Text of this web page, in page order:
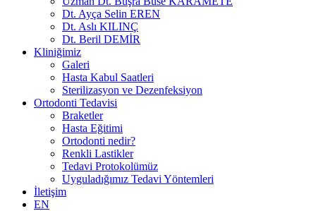
Dt. Ayça Selin EREN
Dt. Aslı KILINÇ
Dt. Beril DEMİR
Kliniğimiz
Galeri
Hasta Kabul Saatleri
Sterilizasyon ve Dezenfeksiyon
Ortodonti Tedavisi
Braketler
Hasta Eğitimi
Ortodonti nedir?
Renkli Lastikler
Tedavi Protokolümüz
Uyguladığımız Tedavi Yöntemleri
İletişim
EN